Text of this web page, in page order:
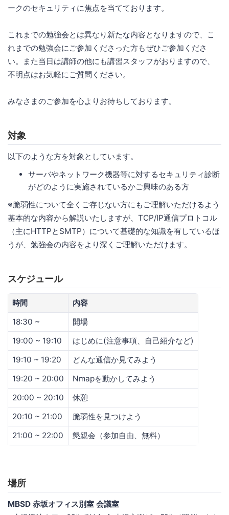
ークのセキュリティに焦点を当てております。
これまでの勉強会とは異なり新たな内容となりますので、こ
れまでの勉強会にご参加くださった方もぜひご参加くださ
い。また当日は講師の他にも講習スタッフがおりますので、
不明点はお気軽にご質問ください。
みなさまのご参加を心よりお待ちしております。
対象
以下のような方を対象としています。
サーバやネットワーク機器等に対するセキュリティ診断
がどのように実施されているかご興味のある方
※脆弱性について全くご存じない方にもご理解いただけるよう
基本的な内容から解説いたしますが、TCP/IP通信プロトコル
（主にHTTPとSMTP）について基礎的な知識を有しているほ
うが、勉強会の内容をより深くご理解いただけます。
スケジュール
時間
内容
18:30 ~
開場
19:00 ~ 19:10
はじめに(注意事項、自己紹介など)
19:10 ~ 19:20
どんな通信か見てみよう
19:20 ~ 20:00
Nmapを動かしてみよう
20:00 ~ 20:10
休憩
20:10 ~ 21:00
脆弱性を見つけよう
21:00 ~ 22:00
懇親会（参加自由、無料）
場所
MBSD 赤坂オフィス別室 会議室